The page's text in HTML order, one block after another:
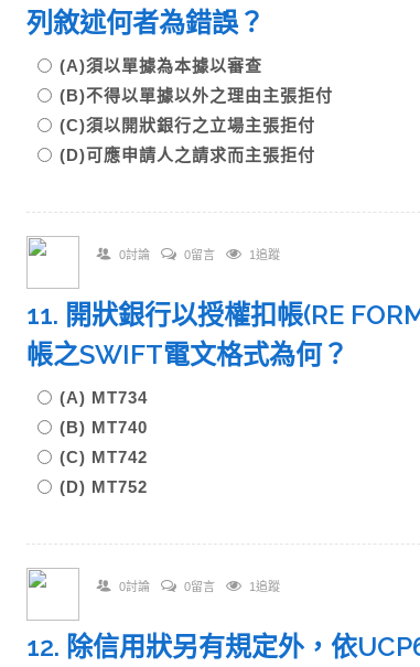
列敘述何者為錯誤？
(A)須以單據為本據以審查
(B)不得以單據以外之理由主張拒付
(C)須以開狀銀行之立場主張拒付
(D)可應申請人之請求而主張拒付
0討論 0留言 1追蹤
11. 開狀銀行以授權扣帳(RE
帳之SWIFT電文格式為何？
(A) MT734
(B) MT740
(C) MT742
(D) MT752
0討論 0留言 1追蹤
12. 除信用狀另有規定外，依